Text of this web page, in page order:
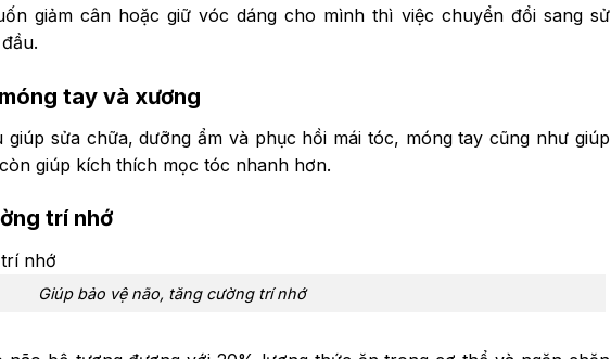
giảm cân hoặc giữ vóc dáng cho mình thì việc chuyển đổi sang sử
tay và xương
sửa chữa, dưỡng ẩm và phục hồi mái tóc, móng tay cũng như giúp
giúp kích thích mọc tóc nhanh hơn.
trí nhớ
Giúp bảo vệ não, tăng cường trí nhớ